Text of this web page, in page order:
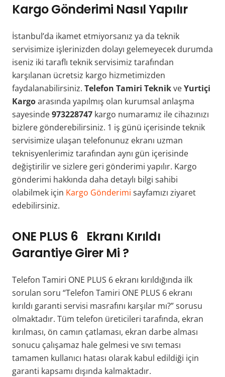
Kargo Gönderimi Nasıl Yapılır
İstanbul’da ikamet etmiyorsanız ya da teknik
servisimize işlerinizden dolayı gelemeyecek durumda
iseniz iki taraflı teknik servisimiz tarafından
karşılanan ücretsiz kargo hizmetimizden
faydalanabilirsiniz. Telefon Tamiri TeknikveYurtiçi
Kargoarasında yapılmış olan kurumsal anlaşma
sayesinde973228747 kargo numaramız ile cihazınızı
bizlere gönderebilirsiniz. 1 iş günü içerisinde teknik
servisimize ulaşan telefonunuz ekranı uzman
teknisyenlerimiz tarafından aynı gün içerisinde
değiştirilir ve sizlere geri gönderimi yapılır. Kargo
gönderimi hakkında daha detaylı bilgi sahibi
olabilmek için Kargo Gönderimi sayfamızı ziyaret
edebilirsiniz.
ONE PLUS 6 Ekranı Kırıldı
Garantiye Girer Mi ?
Telefon Tamiri ONE PLUS 6 ekranı kırıldığında ilk
sorulan soru “Telefon Tamiri ONE PLUS 6 ekranı
kırıldı garanti servisi masrafını karşılar mı?” sorusu
olmaktadır. Tüm telefon üreticileri tarafında, ekran
kırılması, ön camın çatlaması, ekran darbe alması
sonucu çalışamaz hale gelmesi ve sıvı teması
tamamen kullanıcı hatası olarak kabul edildiği için
garanti kapsamı dışında kalmaktadır.